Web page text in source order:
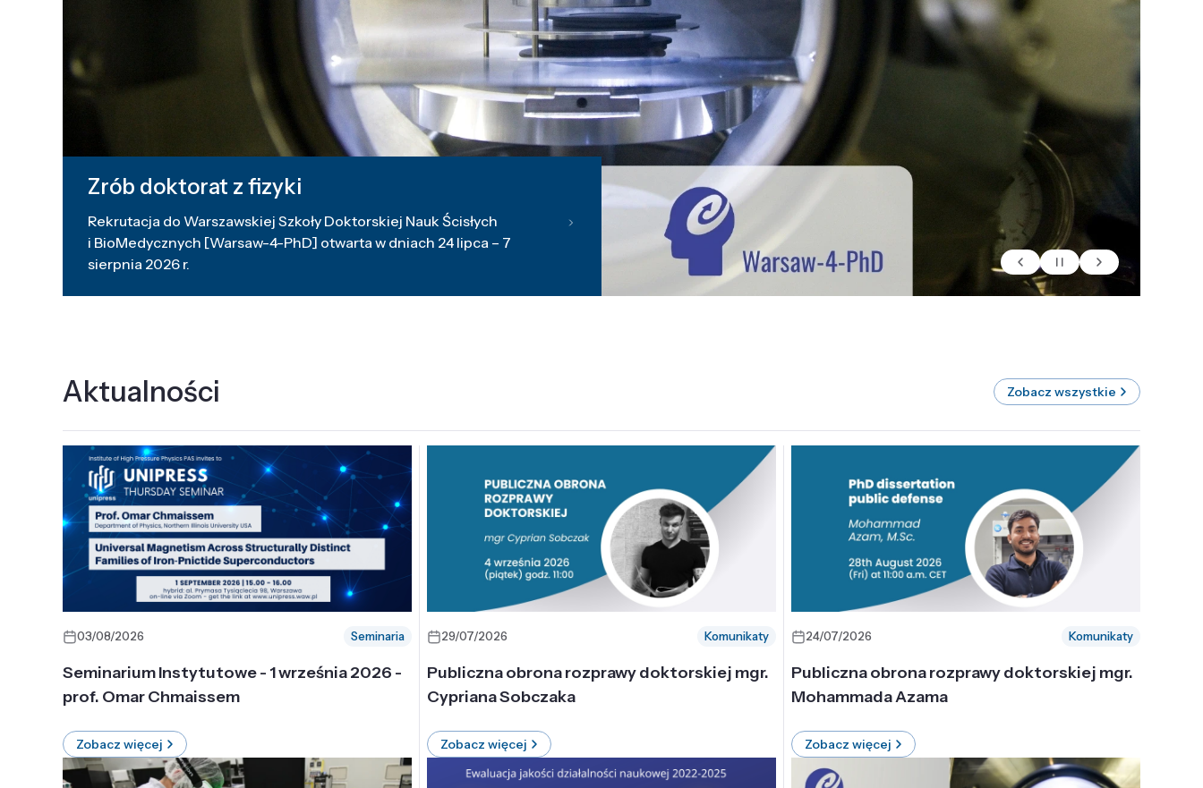
Zrób doktorat z fizyki
Rekrutacja do Warszawskiej Szkoły Doktorskiej Nauk Ścisłych
i BioMedycznych [Warsaw-4-PhD] otwarta w dniach 24 lipca – 7
sierpnia 2026 r.
Aktualności Zobacz wszystkie
03/08/2026 Seminaria
Seminarium Instytutowe - 1 września 2026 -
prof. Omar Chmaissem
Zobacz więcej
29/07/2026 Komunikaty
Publiczna obrona rozprawy doktorskiej mgr.
Cypriana Sobczaka
Zobacz więcej
24/07/2026 Komunikaty
Publiczna obrona rozprawy doktorskiej mgr.
Mohammada Azama
Zobacz więcej